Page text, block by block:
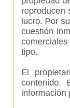
reproducen
lucro. Por
cuestión
tipo.
El
contenido.
información